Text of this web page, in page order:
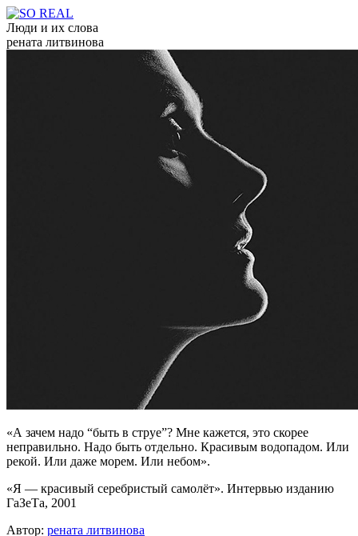
Люди и их слова
рената литвинова
«А зачем надо “быть в струе”? Мне кажется, это скорее
неправильно. Надо быть отдельно. Красивым водопадом. Или
рекой. Или даже морем. Или небом».
«Я — красивый серебристый самолёт». Интервью изданию
ГаЗеТа, 2001
Автор: рената литвинова